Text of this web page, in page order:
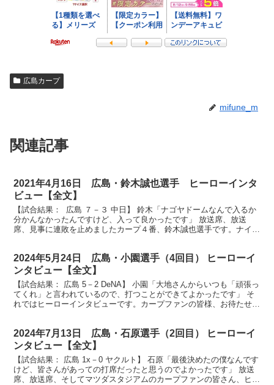
広島カープ
mifune_m
関連記事
2021年4月16日 広島・鈴木誠也選手 ヒーローインタ
ビュー【全文】
【試合結果： 広島 ７－３ 中日】 鈴木「ナゴヤドームなんで入るか
分かんなかったんですけど、入って良かったです」 放送席、放送
席、見事に連敗を止めましたカープ４番、鈴木誠也選手です。ナイス
2024年5月24日 広島・小園選手（4回目） ヒーローイ
ンタビュー【全文】
【試合結果： 広島 5－2 DeNA】 小園「大地さんからいつも「頑張っ
てくれ」と言われているので、打つことができてよかったです」 そ
れではヒーローインタビューです。カープファンの皆様、お待たせし
2024年7月13日 広島・石原選手（2回目） ヒーローイ
ンタビュー【全文】
【試合結果： 広島 1x－0 ヤクルト】 石原「最後決めたの僕なんです
けど、皆さんがあっての打席だったと思うのでよかったです」 放送
席、放送席、そしてマツダスタジアムのカープファンの皆さん、ヒー